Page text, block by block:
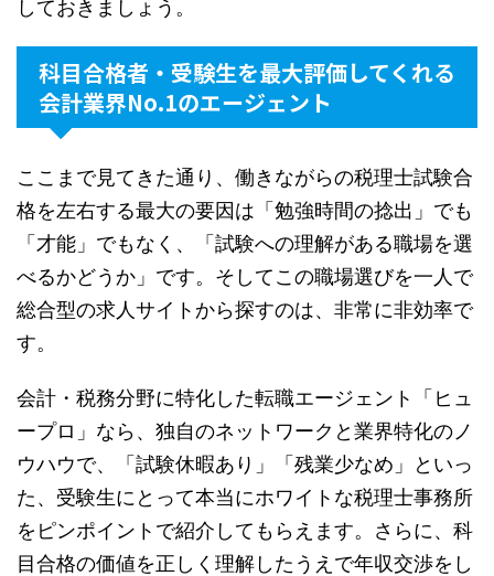
しておきましょう。
科目合格者・受験生を最大評価してくれる
会計業界No.1のエージェント
ここまで見てきた通り、働きながらの税理士試験合
格を左右する最大の要因は「勉強時間の捻出」でも
「才能」でもなく、「試験への理解がある職場を選
べるかどうか」です。そしてこの職場選びを一人で
総合型の求人サイトから探すのは、非常に非効率で
す。
会計・税務分野に特化した転職エージェント「ヒュ
ープロ」なら、独自のネットワークと業界特化のノ
ウハウで、「試験休暇あり」「残業少なめ」といっ
た、受験生にとって本当にホワイトな税理士事務所
をピンポイントで紹介してもらえます。さらに、科
目合格の価値を正しく理解したうえで年収交渉をし